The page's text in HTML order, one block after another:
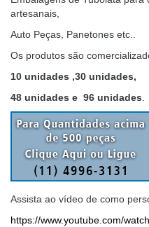
artesanais,
Auto Peças, Panetones etc..
Os produtos são
10 unidades ,30 unidades,
48 unidades e 96 unidades
Assista ao vídeo de como
https://www.youtube.com/